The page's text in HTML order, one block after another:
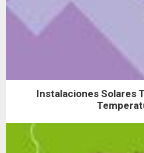
Instalaciones Solares